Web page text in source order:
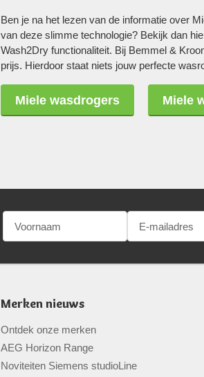
Ben je na het lezen van de informatie over
van deze slimme technologie? Bekijk dan
Wash2Dry functionaliteit. Bij Bemmel &
prijs. Hierdoor staat niets jouw perfecte
Miele wasdrogers Miele
Merken nieuws
Ontdek onze merken
AEG Horizon Range
Noviteiten Siemens studioLine